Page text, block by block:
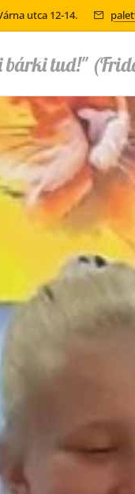
utca 12-14.
bárki tud!"